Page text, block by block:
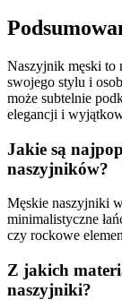
Naszyjnik męski to
swojego stylu i
może subtelnie
elegancji i
Jakie są
naszyjników?
Męskie naszyjniki
minimalistyczne
czy rockowe
Z jakich
naszyjniki?